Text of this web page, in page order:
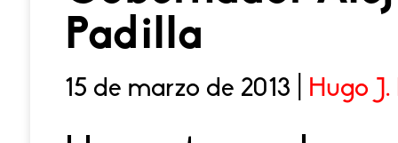
Padilla
15 de marzo de 2013 | Hugo